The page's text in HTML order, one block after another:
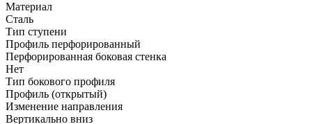
Материал
Сталь
Тип ступени
Профиль перфорированный
Перфорированная боковая стенка
Нет
Тип бокового профиля
Профиль (открытый)
Изменение направления
Вертикально вниз